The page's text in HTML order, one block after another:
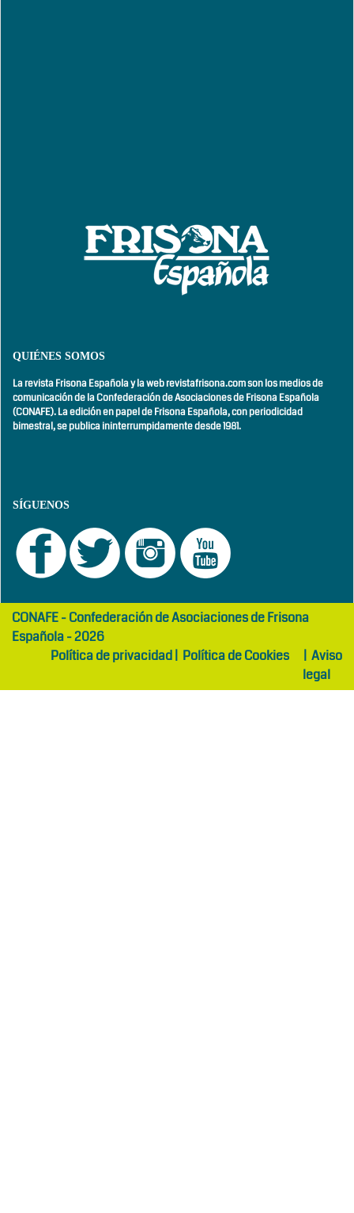
QUIÉNES SOMOS
La revista Frisona Española y la web revistafrisona.com son los medios de
comunicación de la Confederación de Asociaciones de Frisona Española
(CONAFE). La edición en papel de Frisona Española, conperiodicidad
bimestral,se publica ininterrumpidamente desde 1981.
SÍGUENOS
girls
abaya
maltepe
otelCONAFE - Confederación de Asociaciones de Frisona
Española - 2026
Política de privacidad| Política de Cookies | Aviso
legal